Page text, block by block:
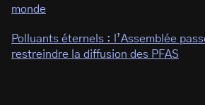
monde
Polluants éternels : l’Assemblée
restreindre la diffusion des PFAS